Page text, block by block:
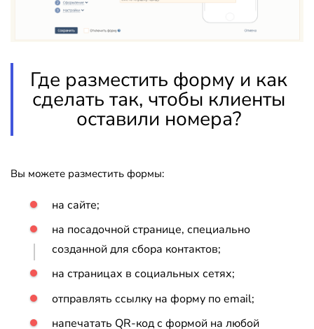
Где разместить форму и как
сделать так, чтобы клиенты
оставили номера?
Вы можете разместить формы:
на сайте;
на посадочной странице, специально
созданной для сбора контактов;
на страницах в социальных сетях;
отправлять ссылку на форму по email;
напечатать QR-код с формой на любой